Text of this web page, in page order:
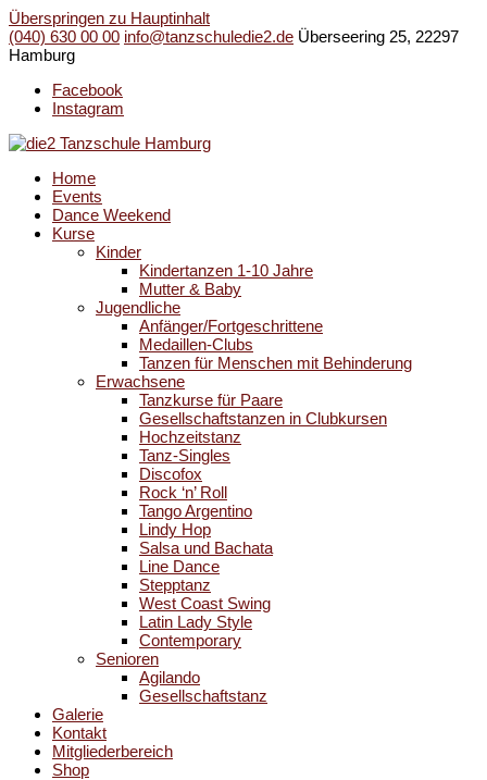
Überspringen zu Hauptinhalt
(040) 630 00 00 info@tanzschuledie2.de Überseering 25, 22297
Hamburg
Facebook
Instagram
Home
Events
Dance Weekend
Kurse
Kinder
Kindertanzen 1-10 Jahre
Mutter & Baby
Jugendliche
Anfänger/Fortgeschrittene
Medaillen-Clubs
Tanzen für Menschen mit Behinderung
Erwachsene
Tanzkurse für Paare
Gesellschaftstanzen in Clubkursen
Hochzeitstanz
Tanz-Singles
Discofox
Rock ‘n’ Roll
Tango Argentino
Lindy Hop
Salsa und Bachata
Line Dance
Stepptanz
West Coast Swing
Latin Lady Style
Contemporary
Senioren
Agilando
Gesellschaftstanz
Galerie
Kontakt
Mitgliederbereich
Shop